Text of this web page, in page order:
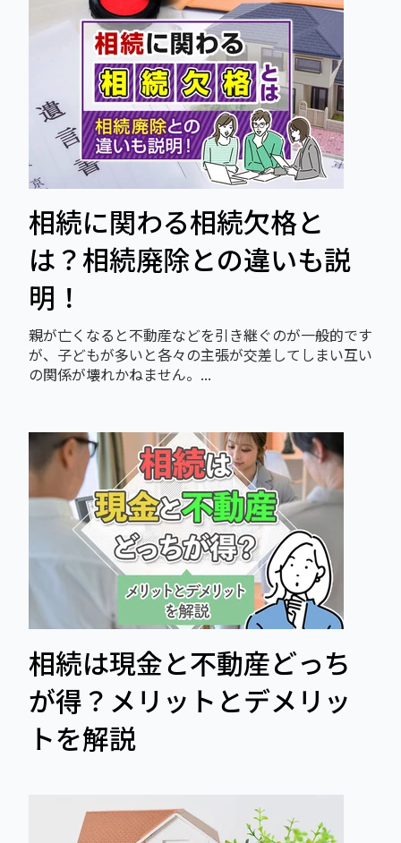
相続に関わる相続欠格と
は？相続廃除との違いも説
明！
親が亡くなると不動産などを引き継ぐのが一般的です
が、子どもが多いと各々の主張が交差してしまい互い
の関係が壊れかねません。...
相続は現金と不動産どっち
が得？メリットとデメリッ
トを解説